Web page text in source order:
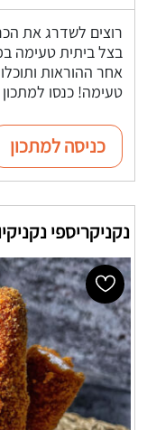
רוצים לשדרג את
בצל ביתית טעימה
אחר ההוראות
טעימה! כנסו למתכון
כניסה למתכון
נקניקריספי